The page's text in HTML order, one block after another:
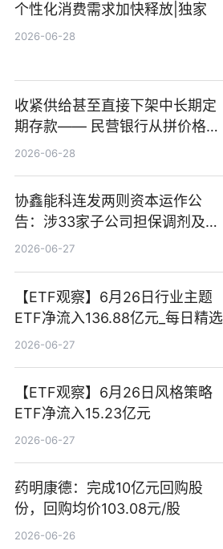
个性化消费需求加快释放|独家
2026-06-28
收紧供给甚至直接下架中长期定
期存款—— 民营银行从拼价格转
向拼服务
2026-06-28
协鑫能科连发两则资本运作公
告：涉33家子公司担保调剂及10
亿元产业基金设立
2026-06-27
【ETF观察】6月26日行业主题
ETF净流入136.88亿元_每日精选
2026-06-27
【ETF观察】6月26日风格策略
ETF净流入15.23亿元
2026-06-27
药明康德：完成10亿元回购股
份，回购均价103.08元/股
2026-06-26